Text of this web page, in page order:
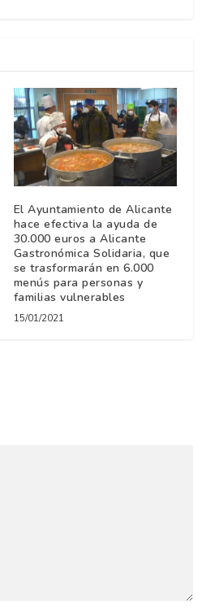
El Ayuntamiento de Alicante
hace efectiva la ayuda de
30.000 euros a Alicante
Gastronómica Solidaria, que
se trasformarán en 6.000
menús para personas y
familias vulnerables
15/01/2021